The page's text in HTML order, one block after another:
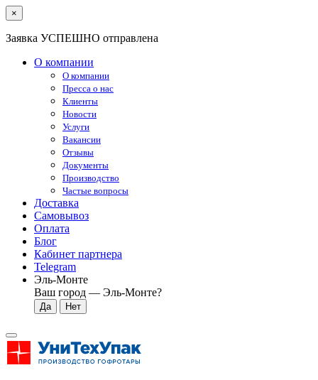
×
Заявка УСПЕШНО отправлена
О компании
О компании
Пресса о нас
Клиенты
Новости
Услуги
Вакансии
Отзывы
Документы
Производство
Частые вопросы
Доставка
Самовывоз
Оплата
Блог
Кабинет партнера
Telegram
Эль-Монте
Ваш город — Эль-Монте?